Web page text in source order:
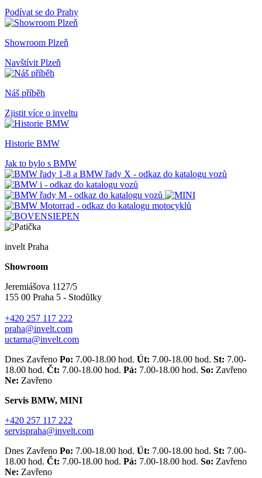
Podívat se do Prahy
Showroom Plzeň
Navštívit Plzeň
Náš příběh
Zjistit více o inveltu
Historie BMW
Jak to bylo s BMW
invelt Praha
Showroom
Jeremiášova 1127/5
155 00 Praha 5 - Stodůlky
+420 257 117 222
praha@invelt.com
uctarna@invelt.com
Dnes Zavřeno Po: 7.00-18.00 hod. Út: 7.00-18.00 hod. St: 7.00-
18.00 hod. Čt: 7.00-18.00 hod. Pá: 7.00-18.00 hod. So: Zavřeno
Ne: Zavřeno
Servis BMW, MINI
+420 257 117 222
servispraha@invelt.com
Dnes Zavřeno Po: 7.00-18.00 hod. Út: 7.00-18.00 hod. St: 7.00-
18.00 hod. Čt: 7.00-18.00 hod. Pá: 7.00-18.00 hod. So: Zavřeno
Ne: Zavřeno